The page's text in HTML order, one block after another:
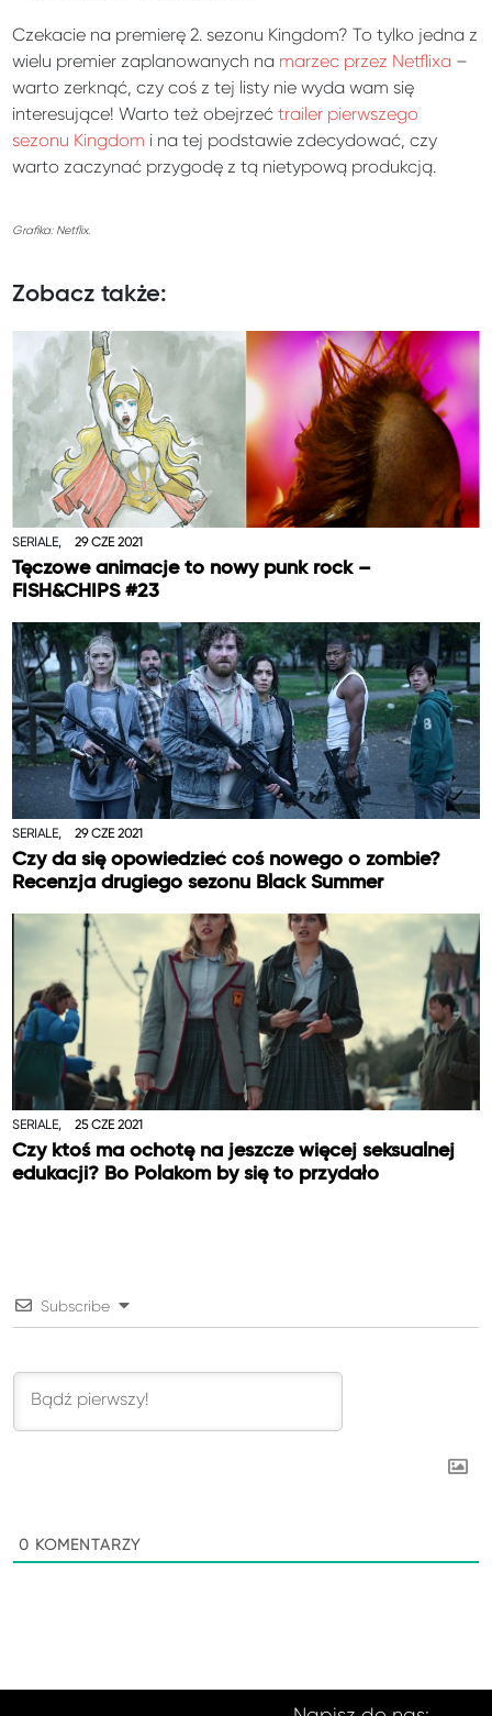
Czekacie na premierę 2. sezonu Kingdom? To tylko jedna z
wielu premier zaplanowanych na marzec przez Netflixa –
warto zerknąć, czy coś z tej listy nie wyda wam się
interesujące! Warto też obejrzećtrailer pierwszego
sezonu Kingdom i na tej podstawie zdecydować, czy
warto zaczynać przygodę z tą nietypową produkcją.
Grafika: Netflix.
Zobacz także:
SERIALE, 29 CZE 2021
Tęczowe animacje to nowy punk rock –
FISH&CHIPS #23
SERIALE, 29 CZE 2021
Czy da się opowiedzieć coś nowego o zombie?
Recenzja drugiego sezonu Black Summer
SERIALE, 25 CZE 2021
Czy ktoś ma ochotę na jeszcze więcej seksualnej
edukacji? Bo Polakom by się to przydało
Subscribe
0 KOMENTARZY